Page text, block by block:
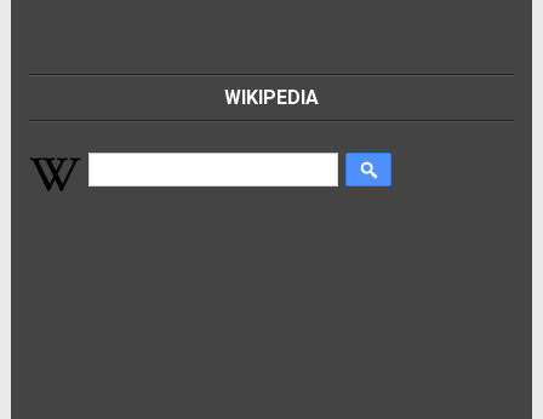
WIKIPEDIA